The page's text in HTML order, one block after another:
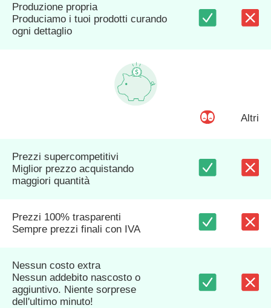
Produzione propria
Produciamo i tuoi prodotti curando
ogni dettaglio
Altri
Prezzi supercompetitivi
Miglior prezzo acquistando
maggiori quantità
Prezzi 100% trasparenti
Sempre prezzi finali con IVA
Nessun costo extra
Nessun addebito nascosto o
aggiuntivo. Niente sorprese
dell'ultimo minuto!